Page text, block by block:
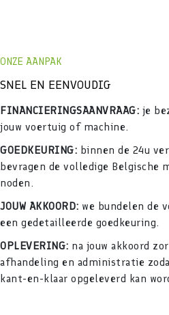
ONZE AANPAK
SNEL EN EENVOUDIG
FINANCIERINGSAANVRAAG: je
jouw voertuig of machine.
GOEDKEURING: binnen de 24u
bevragen de volledige Belgische
noden.
JOUW AKKOORD: we bundelen de
een gedetailleerde goedkeuring.
OPLEVERING: na jouw akkoord
afhandeling en administratie
kant-en-klaar opgeleverd kan